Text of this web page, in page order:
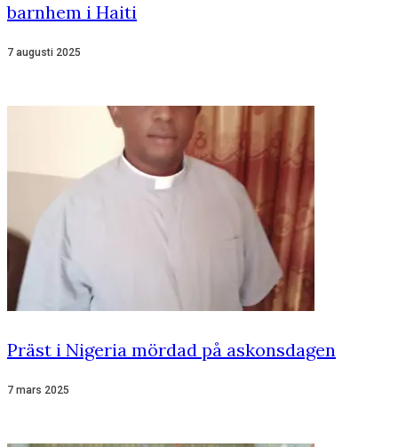
barnhem i Haiti
7 augusti 2025
Präst i Nigeria mördad på askonsdagen
7 mars 2025